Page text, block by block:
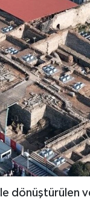
dönüştürülen